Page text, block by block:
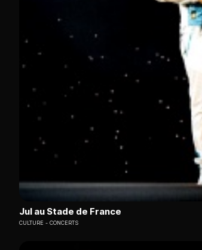
Jul au Stade de France
CULTURE CONCERTS